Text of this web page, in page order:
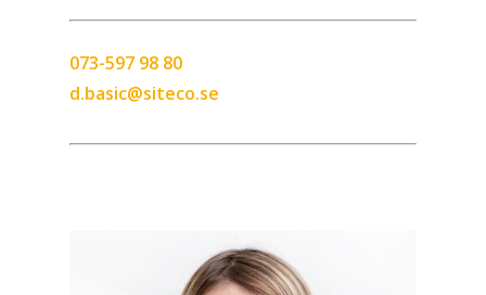
073-597 98 80
d.basic@siteco.se